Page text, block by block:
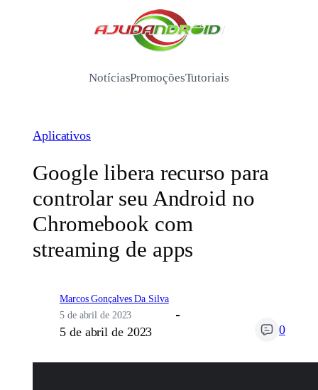
/
NotíciasPromoçõesTutoriais
Aplicativos
Google libera recurso para
controlar seu Android no
Chromebook com
streaming de apps
Marcos Gonçalves Da Silva
5 de abril de 2023
5 de abril de 2023 0